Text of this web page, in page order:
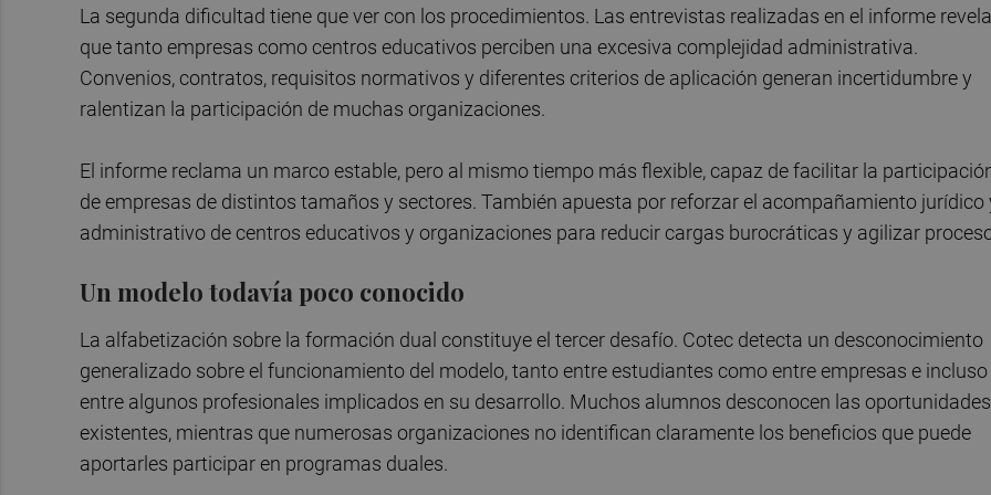
La segunda dificultad tiene que ver con los procedimientos. Las entrevistas realizadas en el informe
que tanto empresas como centros educativos perciben una excesiva complejidad administrativa.
Convenios, contratos, requisitos normativos y diferentes criterios de aplicación generan incertidumbre y
ralentizan la participación de muchas organizaciones.
El informe reclama un marco estable, pero al mismo tiempo más flexible, capaz de facilitar la
de empresas de distintos tamaños y sectores. También apuesta por reforzar el acompañamiento jurídico
administrativo de centros educativos y organizaciones para reducir cargas burocráticas y agilizar
Un modelo todavía poco conocido
La alfabetización sobre la formación dual constituye el tercer desafío. Cotec detecta un desconocimiento
generalizado sobre el funcionamiento del modelo, tanto entre estudiantes como entre empresas e incluso
entre algunos profesionales implicados en su desarrollo. Muchos alumnos desconocen las oportunidades
existentes, mientras que numerosas organizaciones no identifican claramente los beneficios que puede
aportarles participar en programas duales.